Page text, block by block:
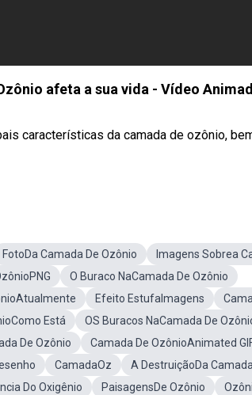
afeta a sua vida - Vídeo
características da camada de ozônio,
FotoDa Camada De Ozônio
Imagens Sobrea
O Buraco NaCamada De Ozônio
Efeito EstufaImagens
Está OS Buracos NaCamada De
De Ozônio
Camada De OzônioAnimated
CamadaOz
A DestruiçãoDa
Do Oxigênio PaisagensDe Ozônio